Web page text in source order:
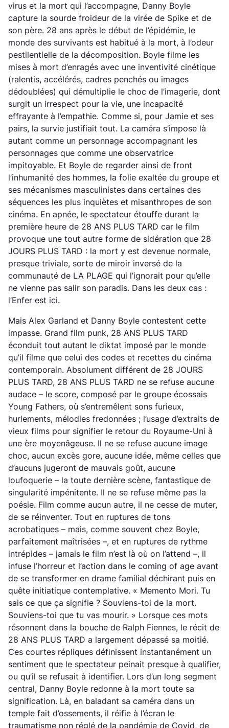
virus et la mort qui l’accompagne, Danny Boyle
capture la sourde froideur de la virée de Spike et de
son père. 28 ans après le début de l’épidémie, le
monde des survivants est habitué à la mort, à l’odeur
pestilentielle de la décomposition. Boyle filme les
mises à mort d’enragés avec une inventivité cinétique
(ralentis, accélérés, cadres penchés ou images
dédoublées) qui démultiplie le choc de l’imagerie, dont
surgit un irrespect pour la vie, une incapacité
effrayante à l’empathie. Comme si, pour Jamie et ses
pairs, la survie justifiait tout. La caméra s’impose là
autant comme un personnage accompagnant les
personnages que comme une observatrice
impitoyable. Et Boyle de regarder ainsi de front
l’inhumanité des hommes, la folie exaltée du groupe et
ses mécanismes masculinistes dans certaines des
séquences les plus inquiètes et misanthropes de son
cinéma. En apnée, le spectateur étouffe durant la
première heure de 28 ANS PLUS TARD car le film
provoque une tout autre forme de sidération que 28
JOURS PLUS TARD : la mort y est devenue normale,
presque triviale, sorte de miroir inversé de la
communauté de LA PLAGE qui l’ignorait pour qu’elle
ne vienne pas salir son paradis. Dans les deux cas :
l’Enfer est ici.
Mais Alex Garland et Danny Boyle contestent cette
impasse. Grand film punk, 28 ANS PLUS TARD
éconduit tout autant le diktat imposé par le monde
qu’il filme que celui des codes et recettes du cinéma
contemporain. Absolument différent de 28 JOURS
PLUS TARD, 28 ANS PLUS TARD ne se refuse aucune
audace – le score, composé par le groupe écossais
Young Fathers, où s’entremêlent sons furieux,
hurlements, mélodies fredonnées ; l’usage d’extraits de
vieux films pour signifier le retour du Royaume-Uni à
une ère moyenâgeuse. Il ne se refuse aucune image
choc, aucun excès gore, aucune idée, même celles que
d’aucuns jugeront de mauvais goût, aucune
loufoquerie – la toute dernière scène, fantastique de
singularité impénitente. Il ne se refuse même pas la
poésie. Film comme aucun autre, il ne cesse de muter,
de se réinventer. Tout en ruptures de tons
acrobatiques – mais, comme souvent chez Boyle,
parfaitement maîtrisées –, et en ruptures de rythme
intrépides – jamais le film n’est là où on l’attend –, il
infuse l’horreur et l’action dans le coming of age avant
de se transformer en drame familial déchirant puis en
quête initiatique contemplative. « Memento Mori. Tu
sais ce que ça signifie ? Souviens-toi de la mort.
Souviens-toi que tu vas mourir. » Lorsque ces mots
résonnent dans la bouche de Ralph Fiennes, le récit de
28 ANS PLUS TARD a largement dépassé sa moitié.
Ces courtes répliques définissent instantanément un
sentiment que le spectateur peinait presque à qualifier,
ou qu’il se refusait à identifier. Lors d’un long segment
central, Danny Boyle redonne à la mort toute sa
signification. Là, en baladant sa caméra dans un
temple fait d’ossements, il réifie à l’écran le
traumatisme non réglé de la pandémie de Covid, de